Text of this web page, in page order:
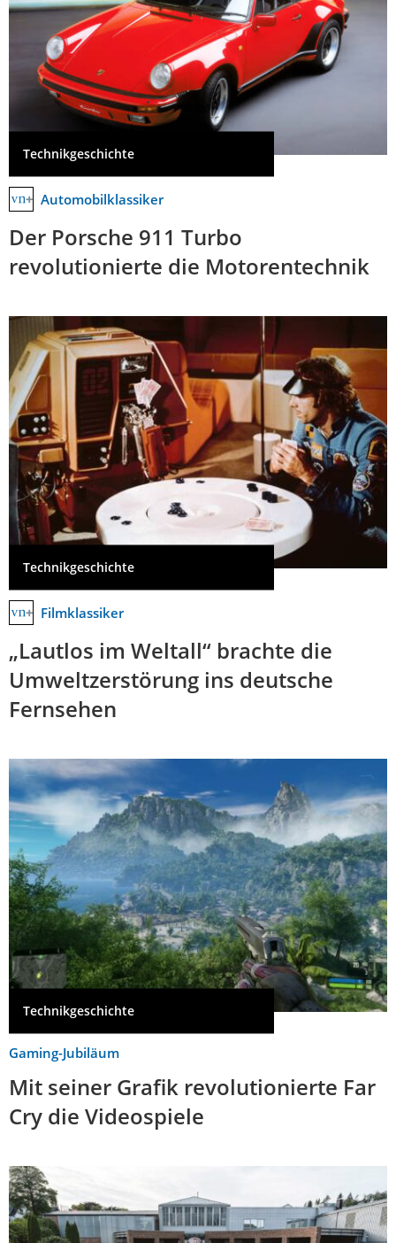
Technikgeschichte
Automobilklassiker
Der Porsche 911 Turbo
revolutionierte die Motorentechnik
Technikgeschichte
Filmklassiker
„Lautlos im Weltall“ brachte die
Umweltzerstörung ins deutsche
Fernsehen
Technikgeschichte
Gaming-Jubiläum
Mit seiner Grafik revolutionierte Far
Cry die Videospiele